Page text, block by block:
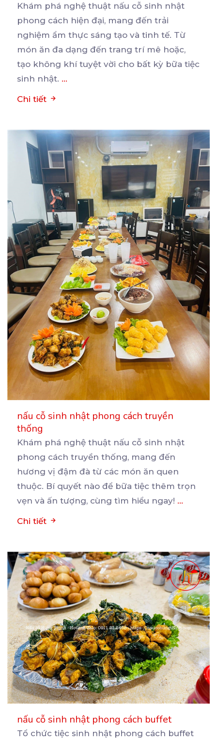
Khám phá nghệ thuật nấu cỗ sinh nhật
phong cách hiện đại, mang đến trải
nghiệm ẩm thực sáng tạo và tinh tế. Từ
món ăn đa dạng đến trang trí mê hoặc,
tạo không khí tuyệt vời cho bất kỳ bữa tiệc
sinh nhật. ...
Chi tiết
nấu cỗ sinh nhật phong cách truyền
thống
Khám phá nghệ thuật nấu cỗ sinh nhật
phong cách truyền thống, mang đến
hương vị đậm đà từ các món ăn quen
thuộc. Bí quyết nào để bữa tiệc thêm trọn
vẹn và ấn tượng, cùng tìm hiểu ngay! ...
Chi tiết
nấu cỗ sinh nhật phong cách buffet
Tổ chức tiệc sinh nhật phong cách buffet